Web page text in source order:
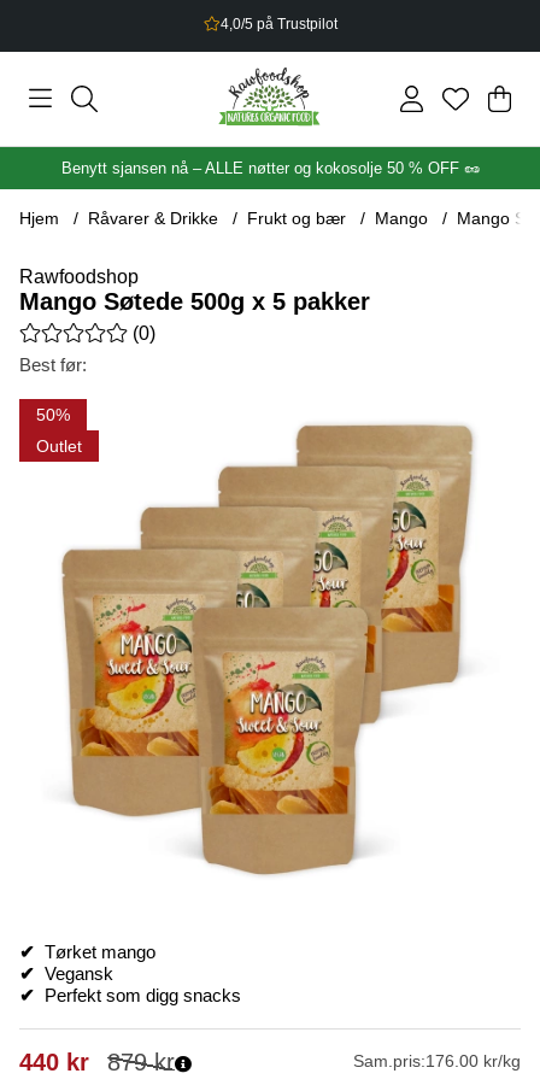
2,5% bonus på alt du handler
.
Benytt sjansen nå – ALLE nøtter og kokosolje 50 % OFF 🥜
Hjem Råvarer & Drikke Frukt og bær Mango Mango
Rawfoodshop
Mango Søtede 500g x 5 pakker
Gjennomsnittlig rangering 0 av 5 Antall vurderinger 0
(0)
Best før:
50
Outlet
Produktbilder Mango Søtede 500g x 5 pakker
✔ Tørket mango
✔ Vegansk
✔ Perfekt som digg snacks
879kr
440 kr Sam.pris:176.00 kr/kg